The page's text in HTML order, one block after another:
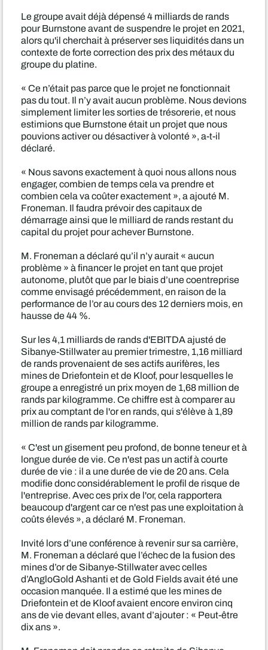
Le groupe avait déjà dépensé 4 milliards de rands
pour Burnstone avant de suspendre le projet en 2021,
alors qu'il cherchait à préserver ses liquidités dans un
contexte de forte correction des prix des métaux du
groupe du platine.
« Ce n’était pas parce que le projet ne fonctionnait
pas du tout. Il n’y avait aucun problème. Nous devions
simplement limiter les sorties de trésorerie, et nous
estimions que Burnstone était un projet que nous
pouvions activer ou désactiver à volonté », a-t-il
déclaré.
« Nous savons exactement à quoi nous allons nous
engager, combien de temps cela va prendre et
combien cela va coûter exactement », a ajouté M.
Froneman. Il faudra prévoir des capitaux de
démarrage ainsi que le milliard de rands restant du
capital du projet pour achever Burnstone.
M. Froneman a déclaré qu’il n’y aurait « aucun
problème » à financer le projet en tant que projet
autonome, plutôt que par le biais d’une coentreprise
comme envisagé précédemment, en raison de la
performance de l’or au cours des 12 derniers mois, en
hausse de 44 %.
Sur les 4,1 milliards de rands d'EBITDA ajusté de
Sibanye-Stillwater au premier trimestre, 1,16 milliard
de rands provenaient de ses actifs aurifères, les
mines de Driefontein et de Kloof, pour lesquelles le
groupe a enregistré un prix moyen de 1,68 million de
rands par kilogramme. Ce chiffre est à comparer au
prix au comptant de l'or en rands, qui s'élève à 1,89
million de rands par kilogramme.
« C'est un gisement peu profond, de bonne teneur et à
longue durée de vie. Ce n'est pas un actif à courte
durée de vie : il a une durée de vie de 20 ans. Cela
modifie donc considérablement le profil de risque de
l'entreprise. Avec ces prix de l'or, cela rapportera
beaucoup d'argent car ce n'est pas une exploitation à
coûts élevés », a déclaré M. Froneman.
Invité lors d’une conférence à revenir sur sa carrière,
M. Froneman a déclaré que l’échec de la fusion des
mines d’or de Sibanye-Stillwater avec celles
d’AngloGold Ashanti et de Gold Fields avait été une
occasion manquée. Il a estimé que les mines de
Driefontein et de Kloof avaient encore environ cinq
ans de vie devant elles, avant d’ajouter : « Peut-être
dix ans ».